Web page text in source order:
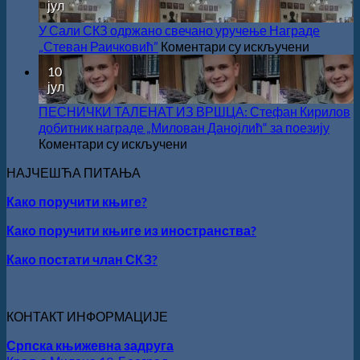
ГОДИНУ
СНИЖЕЊЕ
јул
У Сали СКЗ одржано свечано уручење Награде
„Стеван Раичковић” Коментари су искључени
У
Сали
СКЗ
одржано
свечано
10
јул
ПЕСНИЧКИ ТАЛЕНАТ ИЗ ВРШЦА: Стефан Кирилов
добитник награде „Милован Данојлић“ за поезију
Коментари су искључени
Кирилов
НАЈЧЕШЋА ПИТАЊА
Како поручити књиге?
Како поручити књиге из иностранства?
Како постати члан СКЗ?
КОНТАКТ ИНФОРМАЦИЈЕ
Српска књижевна задруга